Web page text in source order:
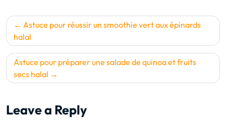
Navigation
de
l’article
Astuce pour réussir un smoothie vert aux épinards
halal
Astuce pour préparer une salade de quinoa et fruits
secs halal
Leave a Reply